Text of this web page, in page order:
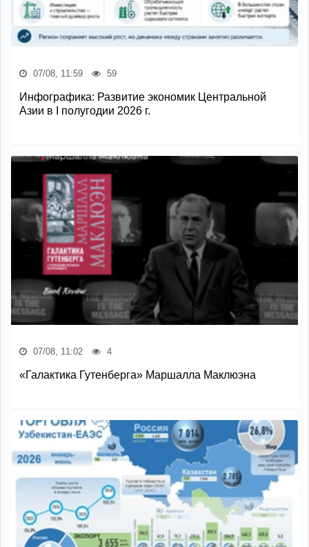
07/08, 11:59 59
Инфографика: Развитие экономик Центральной
Азии в I полугодии 2026 г.
07/08, 11:02 4
«Галактика Гутенберга» Маршалла Маклюэна